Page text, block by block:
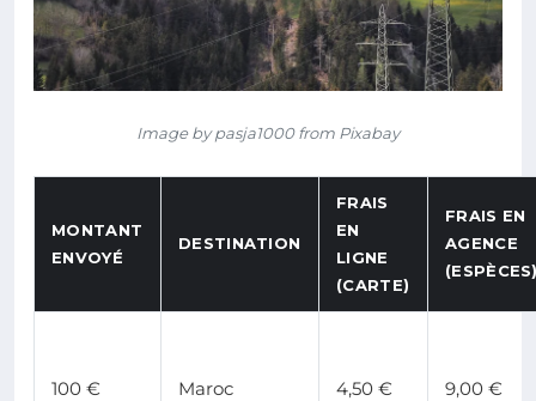
Image by pasja1000 from Pixabay
MONTANT
ENVOYÉ
DESTINATION
FRAIS
EN
LIGNE
(CARTE)
FRAIS EN
AGENCE
100 € Maroc 4,50 € 9,00 €